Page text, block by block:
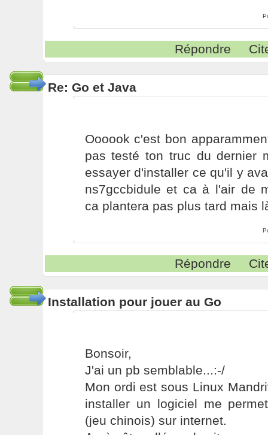
Répondre
Re: Go et Java
Oooook c'est bon
pas testé ton truc du dernier
essayer d'installer ce qu'il y
ns7gccbidule et ca à l'air de
ca plantera pas plus tard mais
Répondre
Installation pour jouer au Go
Bonsoir,
J'ai un pb semblable...:-/
Mon ordi est sous Linux
installer un logiciel me
(jeu chinois) sur internet.